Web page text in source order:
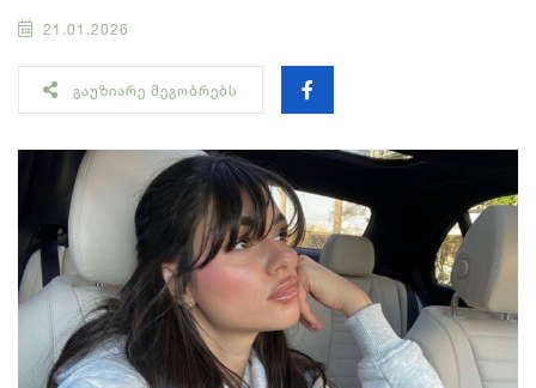
21.01.2026
ᲒᲐᲣᲖᲘᲐᲠᲔ ᲛᲔᲒᲝᲑᲠᲔᲑᲡ